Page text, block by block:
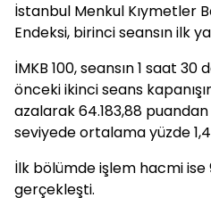
İstanbul Menkul Kıymetler
Endeksi, birinci seansın ilk
İMKB 100, seansın 1 saat 30
önceki ikinci seans
azalarak 64.183,88
seviyede ortalama yüzde
İlk bölümde işlem hacmi
gerçekleşti.